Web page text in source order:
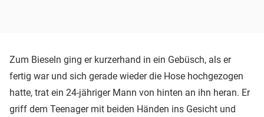
Zum Bieseln ging er kurzerhand in ein Gebüsch, als er
fertig war und sich gerade wieder die Hose hochgezogen
hatte, trat ein 24-jähriger Mann von hinten an ihn heran. Er
griff dem Teenager mit beiden Händen ins Gesicht und